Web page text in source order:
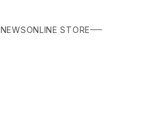
NEWSONLINE STORE